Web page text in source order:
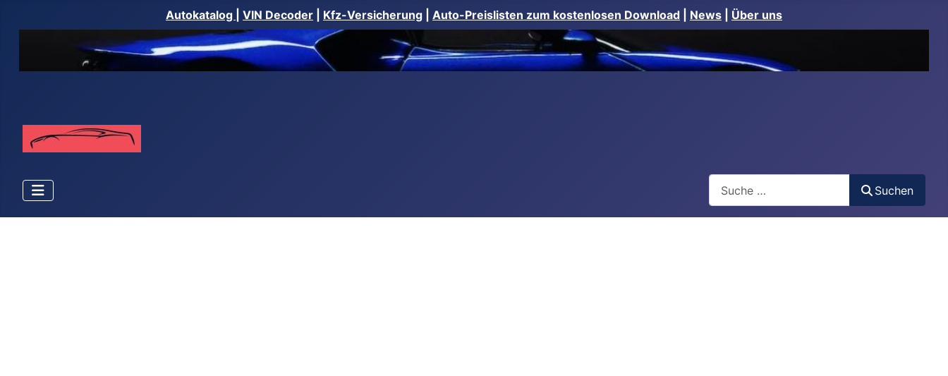
Autokatalog VIN Decoder Kfz-Versicherung Auto-Preislisten zum kostenlosen Download News Über uns
Suchen
Suchen